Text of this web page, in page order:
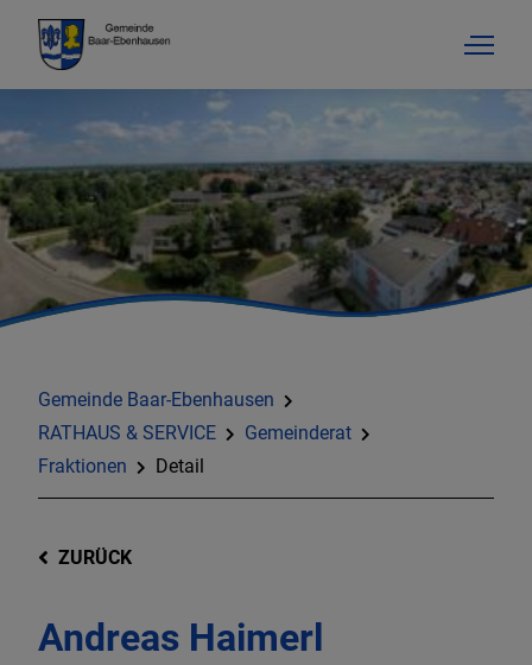
Gemeinde Baar-Ebenhausen
RATHAUS & SERVICE
Gemeinderat
Fraktionen
Detail
ZURÜCK
Andreas Haimerl